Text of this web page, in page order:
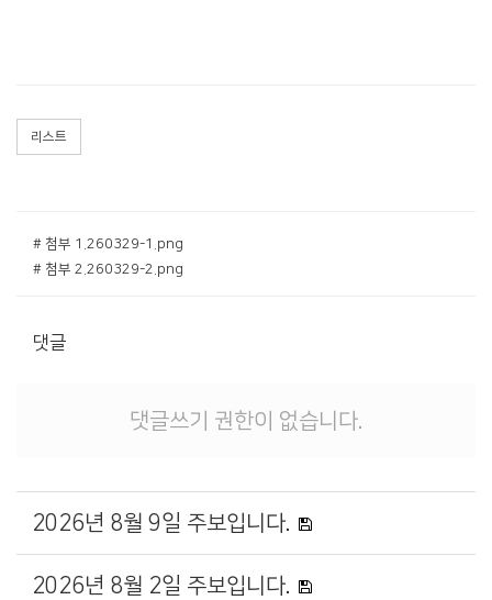
리스트
# 첨부 1.260329-1.png
# 첨부 2.260329-2.png
댓글
댓글쓰기 권한이 없습니다.
2026년 8월 9일 주보입니다.
2026년 8월 2일 주보입니다.